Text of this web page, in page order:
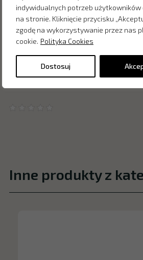
indywidualnych potrzeb użytkowników
na stronie. Kliknięcie przycisku
zgodę na wykorzystywanie przez nas
cookie. Polityka Cookies
Dostosuj
Inne produkty z